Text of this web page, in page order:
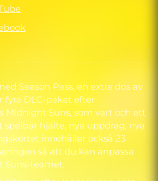
Season Pass, en extra dos av
fyra DLC-paket efter
Midnight Suns, som vart och ett
hjälte, nya uppdrag, nya
innehåller också 23
så att du kan anpassa
Suns-teamet.